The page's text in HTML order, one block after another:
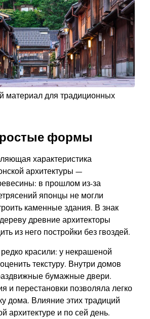
материал для традиционных
формы
характеристика
архитектуры —
в прошлом из-за
японцы не могли
каменные здания. В знак
древние архитекторы
из него постройки без гвоздей.
красили: у некрашеной
текстуру. Внутри домов
бумажные двери.
и перестановки позволяла легко
дома. Влияние этих традиций
архитектуре и по сей день.